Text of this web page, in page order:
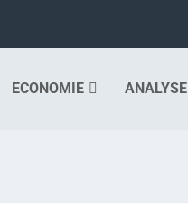
ECONOMIE ANALYSE